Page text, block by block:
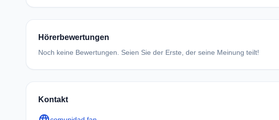
Hörerbewertungen
Noch keine Bewertungen. Seien Sie der Erste, der seine Meinung teilt!
Kontakt